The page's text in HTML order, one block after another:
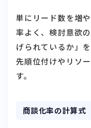
単にリード数を増
率よく、検討意欲
げられているか」
先順位付けやリソ
す。
商談化率の計算式